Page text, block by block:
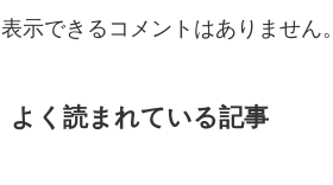
表示できるコメントはありません。
よく読まれている記事